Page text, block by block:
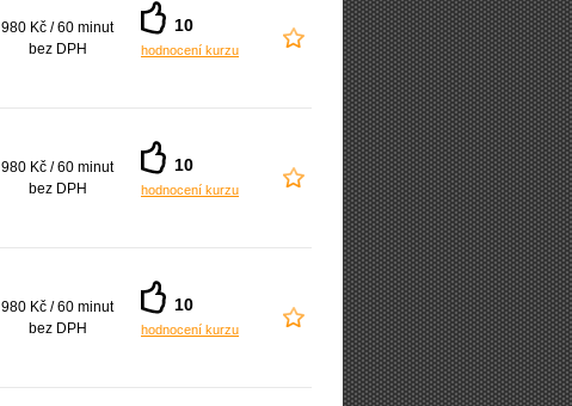
980 Kč / 60 minut
bez DPH
10
hodnocení kurzu
980 Kč / 60 minut
bez DPH
10
hodnocení kurzu
980 Kč / 60 minut
bez DPH
10
hodnocení kurzu